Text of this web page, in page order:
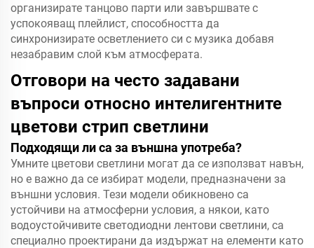
организирате танцово парти или завършвате с
успокояващ плейлист, способността да
синхронизирате осветлението си с музика добавя
незабравим слой към атмосферата.
Отговори на често задавани
въпроси относно интелигентните
цветови стрип светлини
Подходящи ли са за външна употреба?
Умните цветови светлини могат да се използват навън,
но е важно да се избират модели, предназначени за
външни условия. Тези модели обикновено са
устойчиви на атмосферни условия, а някои, като
водоустойчивите светодиодни лентови светлини, са
специално проектирани да издържат на елементи като